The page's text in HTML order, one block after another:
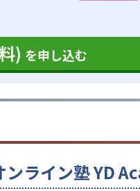
) を申し込む
ンライン塾 YD